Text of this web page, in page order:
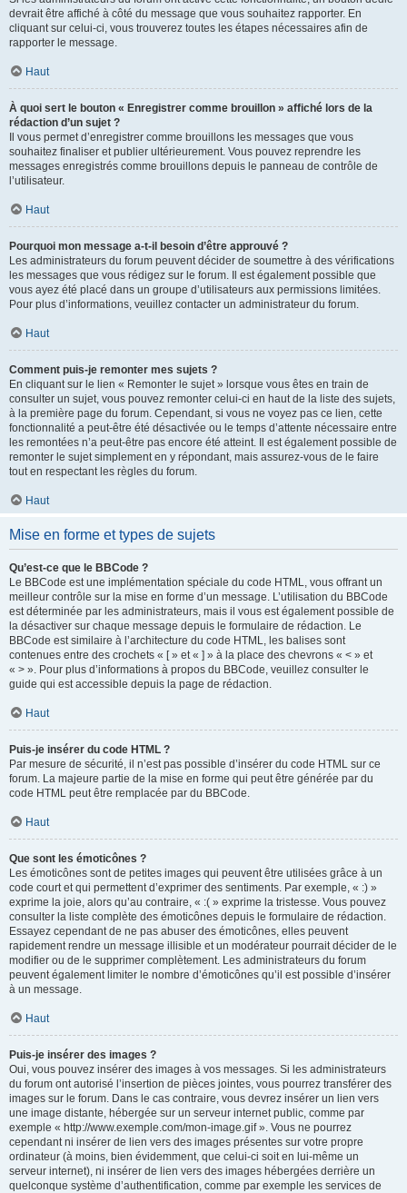
devrait être affiché à côté du message que vous souhaitez rapporter. En
cliquant sur celui-ci, vous trouverez toutes les étapes nécessaires afin de
rapporter le message.
Haut
À quoi sert le bouton « Enregistrer comme brouillon » affiché lors de la
rédaction d’un sujet ?
Il vous permet d’enregistrer comme brouillons les messages que vous
souhaitez finaliser et publier ultérieurement. Vous pouvez reprendre les
messages enregistrés comme brouillons depuis le panneau de contrôle de
l’utilisateur.
Haut
Pourquoi mon message a-t-il besoin d’être approuvé ?
Les administrateurs du forum peuvent décider de soumettre à des vérifications
les messages que vous rédigez sur le forum. Il est également possible que
vous ayez été placé dans un groupe d’utilisateurs aux permissions limitées.
Pour plus d’informations, veuillez contacter un administrateur du forum.
Haut
Comment puis-je remonter mes sujets ?
En cliquant sur le lien « Remonter le sujet » lorsque vous êtes en train de
consulter un sujet, vous pouvez remonter celui-ci en haut de la liste des sujets,
à la première page du forum. Cependant, si vous ne voyez pas ce lien, cette
fonctionnalité a peut-être été désactivée ou le temps d’attente nécessaire entre
les remontées n’a peut-être pas encore été atteint. Il est également possible de
remonter le sujet simplement en y répondant, mais assurez-vous de le faire
tout en respectant les règles du forum.
Haut
Mise en forme et types de sujets
Qu’est-ce que le BBCode ?
Le BBCode est une implémentation spéciale du code HTML, vous offrant un
meilleur contrôle sur la mise en forme d’un message. L’utilisation du BBCode
est déterminée par les administrateurs, mais il vous est également possible de
la désactiver sur chaque message depuis le formulaire de rédaction. Le
BBCode est similaire à l’architecture du code HTML, les balises sont
contenues entre des crochets « [ » et « ] » à la place des chevrons « < » et
« > ». Pour plus d’informations à propos du BBCode, veuillez consulter le
guide qui est accessible depuis la page de rédaction.
Haut
Puis-je insérer du code HTML ?
Par mesure de sécurité, il n’est pas possible d’insérer du code HTML sur ce
forum. La majeure partie de la mise en forme qui peut être générée par du
code HTML peut être remplacée par du BBCode.
Haut
Que sont les émoticônes ?
Les émoticônes sont de petites images qui peuvent être utilisées grâce à un
code court et qui permettent d’exprimer des sentiments. Par exemple, « :) »
exprime la joie, alors qu’au contraire, « :( » exprime la tristesse. Vous pouvez
consulter la liste complète des émoticônes depuis le formulaire de rédaction.
Essayez cependant de ne pas abuser des émoticônes, elles peuvent
rapidement rendre un message illisible et un modérateur pourrait décider de le
modifier ou de le supprimer complètement. Les administrateurs du forum
peuvent également limiter le nombre d’émoticônes qu’il est possible d’insérer
à un message.
Haut
Puis-je insérer des images ?
Oui, vous pouvez insérer des images à vos messages. Si les administrateurs
du forum ont autorisé l’insertion de pièces jointes, vous pourrez transférer des
images sur le forum. Dans le cas contraire, vous devrez insérer un lien vers
une image distante, hébergée sur un serveur internet public, comme par
exemple « http://www.exemple.com/mon-image.gif ». Vous ne pourrez
cependant ni insérer de lien vers des images présentes sur votre propre
ordinateur (à moins, bien évidemment, que celui-ci soit en lui-même un
serveur internet), ni insérer de lien vers des images hébergées derrière un
quelconque système d’authentification, comme par exemple les services de